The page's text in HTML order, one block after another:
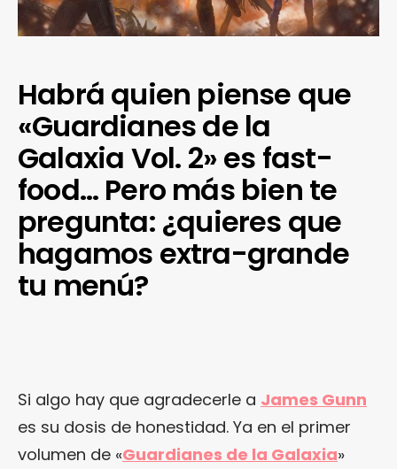
Habrá quien piense que
«Guardianes de la
Galaxia Vol. 2» es fast-
food… Pero más bien te
pregunta: ¿quieres que
hagamos extra-grande
tu menú?
Si algo hay que agradecerle a James Gunn
es su dosis de honestidad. Ya en el primer
volumen de «Guardianes de la Galaxia»